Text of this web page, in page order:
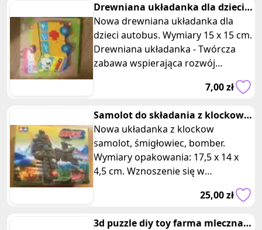
Drewniana układanka dla dzieci
autobus
Nowa drewniana układanka dla
dzieci autobus. Wymiary 15 x 15 cm.
Drewniana układanka - Twórcza
zabawa wspierająca rozwój
7,00 zł
Samolot do składania z klockow
śmigłowiec bomber
Nowa układanka z klockow
samolot, śmigłowiec, bomber.
Wymiary opakowania: 17,5 x 14 x
4,5 cm. Wznoszenie się w
powietrze, mocne silniki pracujące
25,00 zł
3d puzzle diy toy farma mleczna z